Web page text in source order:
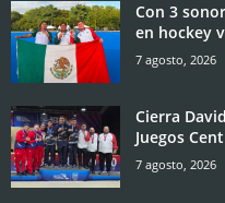
Con 3
en hockey
7 agosto, 2026
Cierra
Juegos
7 agosto, 2026